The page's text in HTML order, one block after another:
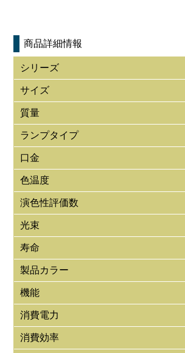
商品詳細情報
シリーズ
サイズ
質量
ランプタイプ
口金
色温度
演色性評価数
光束
寿命
製品カラー
機能
消費電力
消費効率